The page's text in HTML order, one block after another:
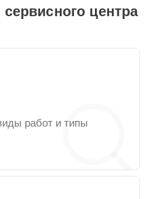
центра
работ и типы